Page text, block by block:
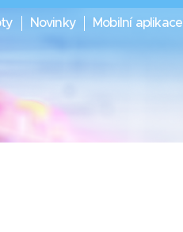
Novinky Mobilní aplikace